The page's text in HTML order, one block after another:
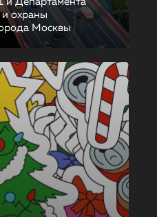
охраны
Москвы